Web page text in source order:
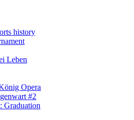
history
Leben
Opera
#2
Graduation